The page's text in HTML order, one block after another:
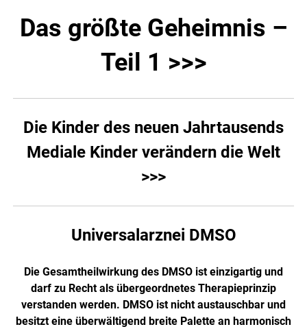
Das größte Geheimnis –
Teil 1 >>>
Die Kinder des neuen Jahrtausends
Mediale Kinder verändern die Welt
>>>
Universalarznei DMSO
Die Gesamtheilwirkung des DMSO ist einzigartig und
darf zu Recht als übergeordnetes Therapieprinzip
verstanden werden. DMSO ist nicht austauschbar und
besitzt eine überwältigend breite Palette an harmonisch